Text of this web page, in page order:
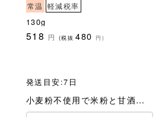
常温 軽減税率
130g
518 円 (税抜480 円)
発送目安:7日
小麦粉不使用で米粉と甘酒を取り入れた身体にやさしく食べ飽きないフレークタイプのカレールゥです